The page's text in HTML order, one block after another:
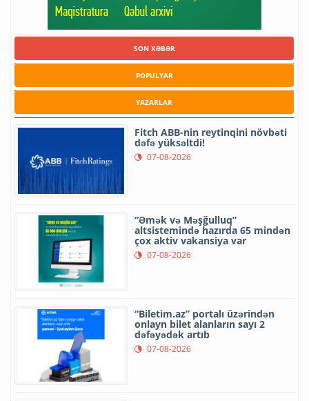
SON XƏBƏR
POPULYAR
YAZARLAR
Fitch ABB-nin reytinqini növbəti
dəfə yüksəltdi!
07-08-2026
“Əmək və Məşğulluq”
altsistemində hazırda 65 mindən
çox aktiv vakansiya var
07-08-2026
“Biletim.az” portalı üzərindən
onlayn bilet alanların sayı 2
dəfəyədək artıb
07-08-2026